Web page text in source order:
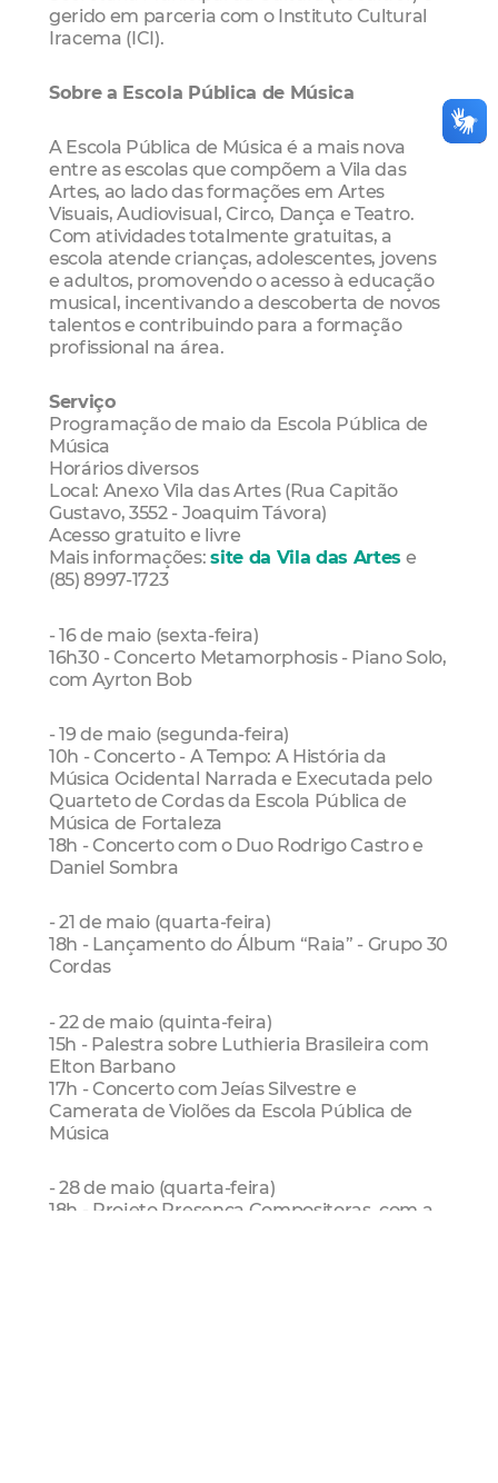
gerido em parceria com o Instituto Cultural
Iracema (ICI).
Sobre a Escola Pública de Música
A Escola Pública de Música é a mais nova
entre as escolas que compõem a Vila das
Artes, ao lado das formações em Artes
Visuais, Audiovisual, Circo, Dança e Teatro.
Com atividades totalmente gratuitas, a
escola atende crianças, adolescentes, jovens
e adultos, promovendo o acesso à educação
musical, incentivando a descoberta de novos
talentos e contribuindo para a formação
profissional na área.
Serviço
Programação de maio da Escola Pública de
Música
Horários diversos
Local: Anexo Vila das Artes (Rua Capitão
Gustavo, 3552 - Joaquim Távora)
Acesso gratuito e livre
Mais informações:site da Vila das Artes e
(85) 8997-1723
- 16 de maio (sexta-feira)
16h30 - Concerto Metamorphosis - Piano Solo,
com Ayrton Bob
- 19 de maio (segunda-feira)
10h - Concerto - A Tempo: A História da
Música Ocidental Narrada e Executada pelo
Quarteto de Cordas da Escola Pública de
Música de Fortaleza
18h - Concerto com o Duo Rodrigo Castro e
Daniel Sombra
- 21 de maio (quarta-feira)
18h - Lançamento do Álbum “Raia” - Grupo 30
Cordas
- 22 de maio (quinta-feira)
15h - Palestra sobre Luthieria Brasileira com
Elton Barbano
17h - Concerto com Jeías Silvestre e
Camerata de Violões da Escola Pública de
Música
- 28 de maio (quarta-feira)
18h - Projeto Presença Compositoras, com a